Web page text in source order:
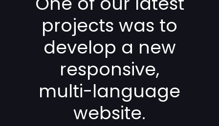
projects was to
develop a new
responsive,
multi-language
website.